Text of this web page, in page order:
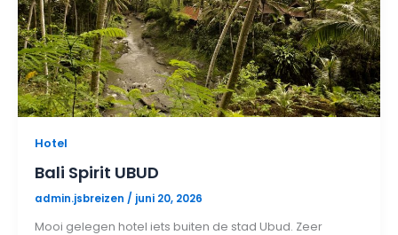
Hotel
Bali Spirit UBUD
admin.jsbreizen / juni 20, 2026
Mooi gelegen hotel iets buiten de stad Ubud. Zeer